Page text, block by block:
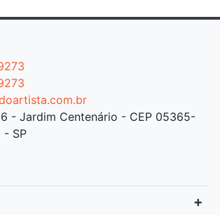
- Jardim Centenário - CEP 05365-
- SP